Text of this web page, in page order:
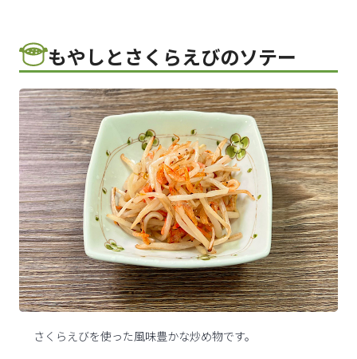
もやしとさくらえびのソテー
さくらえびを使った風味豊かな炒め物です。